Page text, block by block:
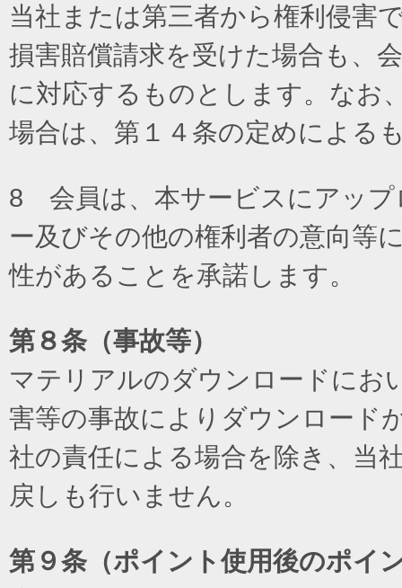
当社または第三者から権利侵害
損害賠償請求を受けた場合も、
に対応するものとします。なお
場合は、第１４条の定めによる
8 会員は、本サービスにアップ
ー及びその他の権利者の意向等
性があることを承諾します。
第８条（事故等）
マテリアルのダウンロードにお
害等の事故によりダウンロード
社の責任による場合を除き、当
戻しも行いません。
第９条（ポイント使用後のポイ